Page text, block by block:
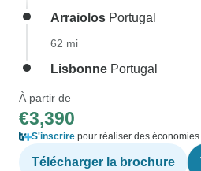
Arraiolos Portugal
62 mi
Lisbonne Portugal
À partir de
€3,390
S'inscrire pour réaliser des économies
Télécharger la brochure